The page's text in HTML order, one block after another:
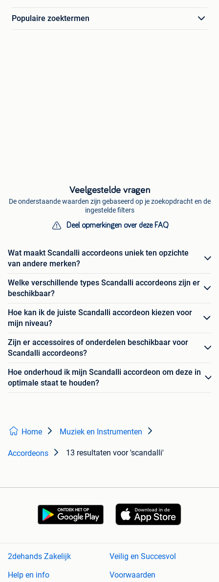
Populaire zoektermen
Veelgestelde vragen
De onderstaande waarden zijn gebaseerd op je zoekopdracht en de
ingestelde filters
Deel opmerkingen over deze FAQ
Wat maakt Scandalli accordeons uniek ten opzichte
van andere merken?
Welke verschillende types Scandalli accordeons zijn er
beschikbaar?
Hoe kan ik de juiste Scandalli accordeon kiezen voor
mijn niveau?
Zijn er accessoires of onderdelen beschikbaar voor
Scandalli accordeons?
Hoe onderhoud ik mijn Scandalli accordeon om deze in
optimale staat te houden?
Home Muziek en Instrumenten
Accordeons 13 resultaten voor 'scandalli'
2dehands Zakelijk
Veilig en Succesvol
Help en info
Voorwaarden